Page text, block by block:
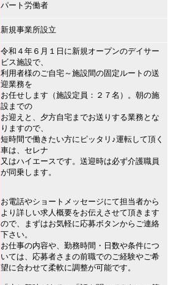
パート労働者
新規事業所設立
令和４年６月１日に新規オープンのデイサー
ビス施設で、
利用者様のご自宅～施設間の固定ルートの送
迎業務を
お任せします（施設定員：２７名）。朝の施
設までの
お迎えと、夕方自宅までお送りする業務とな
りますので、
短時間で働きたい方にピッタリ♪運転して頂く
車は、セレナ
又はハイエースです。送迎時は必ず介護職員
が同乗します。
お電話やショートメッセージにて担当者から
より詳しい求人概要をお伝えさせて頂きます
ので、まずはお気軽に応募ボタンからご連絡
下さい。
お仕事の内容や、勤務時間・日数や条件につ
いては、応募者さまの前職でのご経験やご希
望に合わせて柔軟に調整が可能です。